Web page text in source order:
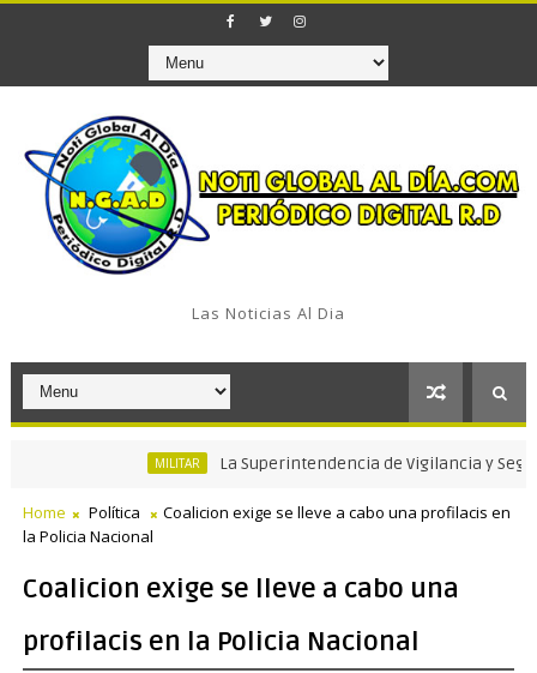
Las Noticias Al Dia
La Superintendencia de Vigilancia y Seguridad
Home Política
Coalicion exige se lleve a cabo una profilacis en
la Policia Nacional
Coalicion exige se lleve a cabo una
profilacis en la Policia Nacional